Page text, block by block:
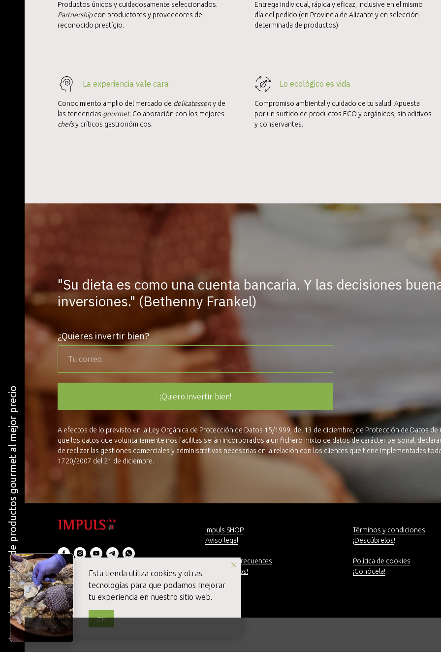
La mejor selección de productos gourmet al mejor precio
Productos únicos y cuidadosamente seleccionados.
Partnershipcon productores y proveedores de
reconocido prestígio.
Entrega individual, rápida y eficaz, inclusive en el mismo
día del pedido (en Provincia de Alicante y en selección
determinada de productos).
La experiencia vale cara
Conocimiento amplio del mercado de delicatesseny de
las tendencias gourmet. Colaboración con los mejores
chefsy críticos gastronómicos.
Lo ecológico es vida
Compromiso ambiental y cuidado de tu salud. Apuesta
por un surtido de productos ECO y orgánicos, sin aditivos
y conservantes.
"Su dieta es como una cuenta bancaria. Y las decisiones
inversiones." (Bethenny Frankel)
¿Quieres invertir bien?
¡Quiero invertir bien!
A efectos de lo previsto en la Ley Orgánica de Protección de Datos 15/1999, del 13 de diciembre, de Protección de Datos de
que los datos que voluntariamente nos facilitas serán incorporados a un fichero mixto de datos de carácter personal,
de realizar las gestiones comerciales y administrativas necesarias en la relación con los clientes que tiene implementadas
1720/2007 del 21 de diciembre.
© 2020 Impuls SHOP Gourmet Online
Todos los derechos reservados
Impuls SHOP
Aviso legal
Preguntas frecuentes
¡Contáctanos!
Términos y condiciones
¡Descúbrelos!
Política de cookies
¡Conócela!
Esta tienda utiliza cookies y otras
tecnologías para que podamos mejorar
tu experiencia en nuestro sitio web.
OK